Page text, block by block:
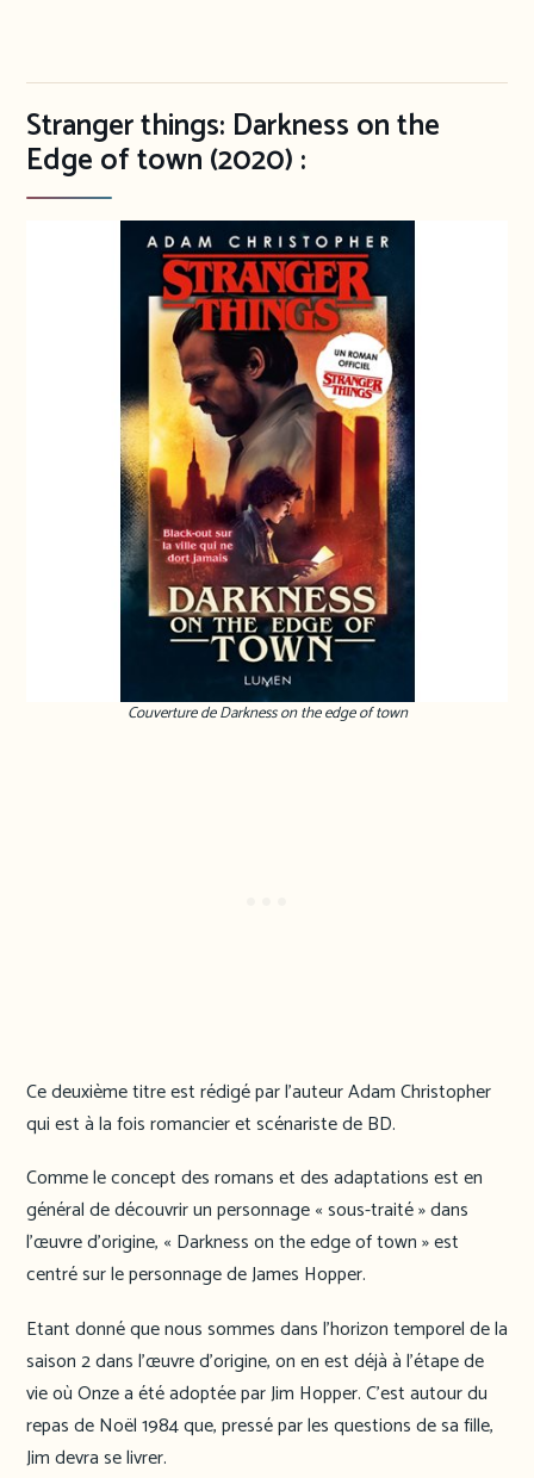
Stranger things: Darkness on the
Edge of town (2020) :
Couverture de Darkness on the edge of town
Ce deuxième titre est rédigé par l’auteur Adam Christopher
qui est à la fois romancier et scénariste de BD.
Comme le concept des romans et des adaptations est en
général de découvrir un personnage « sous-traité » dans
l’œuvre d’origine, « Darkness on the edge of town » est
centré sur le personnage de James Hopper.
Etant donné que nous sommes dans l’horizon temporel de la
saison 2 dans l’œuvre d’origine, on en est déjà à l’étape de
vie où Onze a été adoptée par Jim Hopper. C’est autour du
repas de Noël 1984 que, pressé par les questions de sa fille,
Jim devra se livrer.